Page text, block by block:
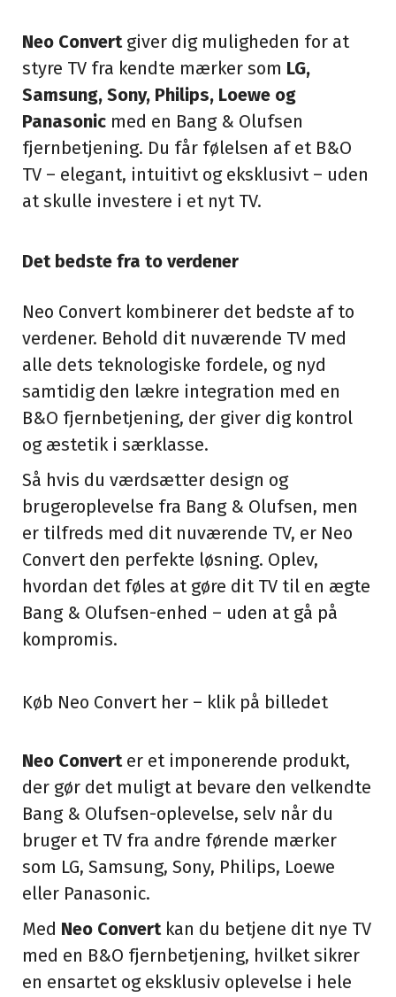
Neo Convertgiver dig muligheden for at
styre TV fra kendte mærker som LG,
Samsung, Sony, Philips, Loewe og
Panasonic med en Bang & Olufsen
fjernbetjening. Du får følelsen af et B&O
TV – elegant, intuitivt og eksklusivt – uden
at skulle investere i et nyt TV.
Det bedste fra to verdener
Neo Convert kombinerer det bedste af to
verdener. Behold dit nuværende TV med
alle dets teknologiske fordele, og nyd
samtidig den lækre integration med en
B&O fjernbetjening, der giver dig kontrol
og æstetik i særklasse.
Så hvis du værdsætter design og
brugeroplevelse fra Bang & Olufsen, men
er tilfreds med dit nuværende TV, er Neo
Convert den perfekte løsning. Oplev,
hvordan det føles at gøre dit TV til en ægte
Bang & Olufsen-enhed – uden at gå på
kompromis.
Køb Neo Convert her – klik på billedet
Neo Converter et imponerende produkt,
der gør det muligt at bevare den velkendte
Bang & Olufsen-oplevelse, selv når du
bruger et TV fra andre førende mærker
som LG, Samsung, Sony, Philips, Loewe
eller Panasonic.
Med Neo Convertkan du betjene dit nye TV
med en B&O fjernbetjening, hvilket sikrer
en ensartet og eksklusiv oplevelse i hele